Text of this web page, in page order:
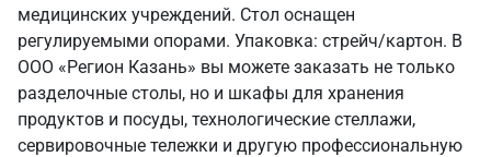
медицинских учреждений. Стол оснащен
регулируемыми опорами. Упаковка: стрейч/картон. В
ООО «Регион Казань» вы можете заказать не только
разделочные столы, но и шкафы для хранения
продуктов и посуды, технологические стеллажи,
сервировочные тележки и другую профессиональную